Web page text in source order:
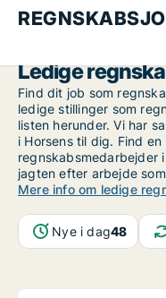
Ledige
Find dit job som
ledige stillinger som
listen herunder. Vi har
i Horsens til dig. Find
regnskabsmedarbejder
jagten efter arbejde
Mere info om ledige
Nye i dag48